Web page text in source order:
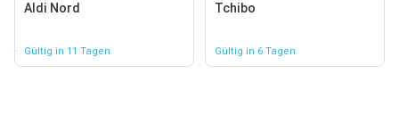
Aldi Nord
Gültig in 11 Tagen
Tchibo
Gültig in 6 Tagen